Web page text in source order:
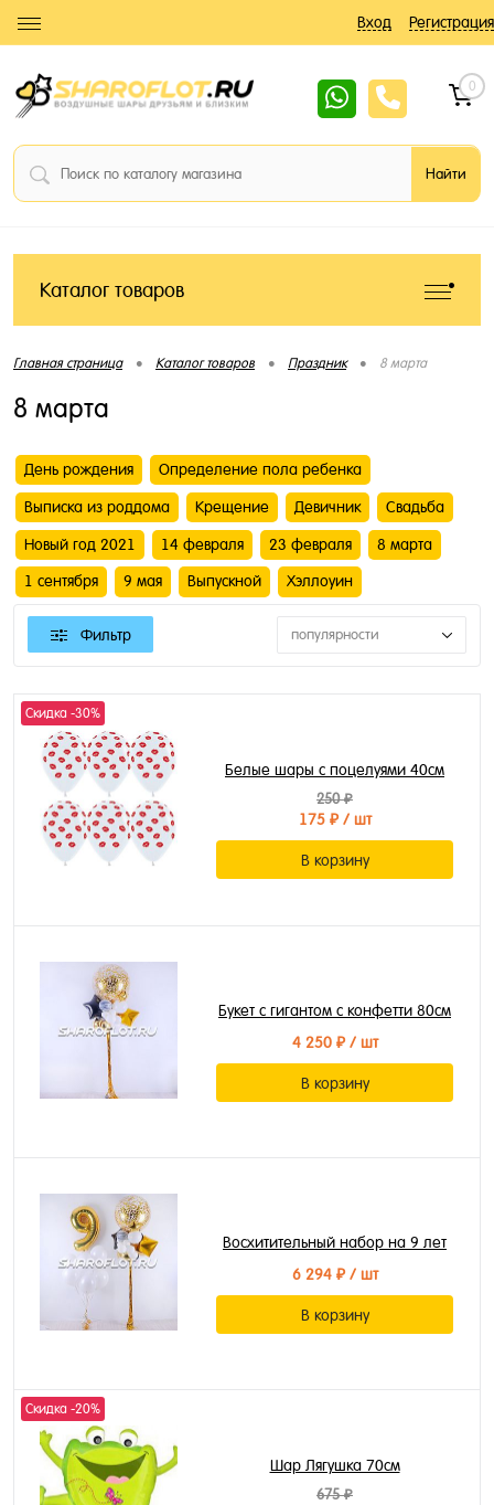
Вход Регистрация
0
Каталог товаров
Главная страница • Каталог товаров • Праздник • 8 марта
8 марта
День рождения Определение пола ребенка
Выписка из роддома Крещение Девичник Свадьба
Новый год 2021 14 февраля 23 февраля 8 марта
1 сентября 9 мая Выпускной Хэллоуин
Фильтр популярности
Скидка -30%
Белые шары с поцелуями 40см
250 ₽
175 ₽/ шт
В корзину
Букет с гигантом с конфетти 80см
4 250 ₽/ шт
В корзину
Восхитительный набор на 9 лет
6 294 ₽/ шт
В корзину
Скидка -20%
Шар Лягушка 70см
675 ₽